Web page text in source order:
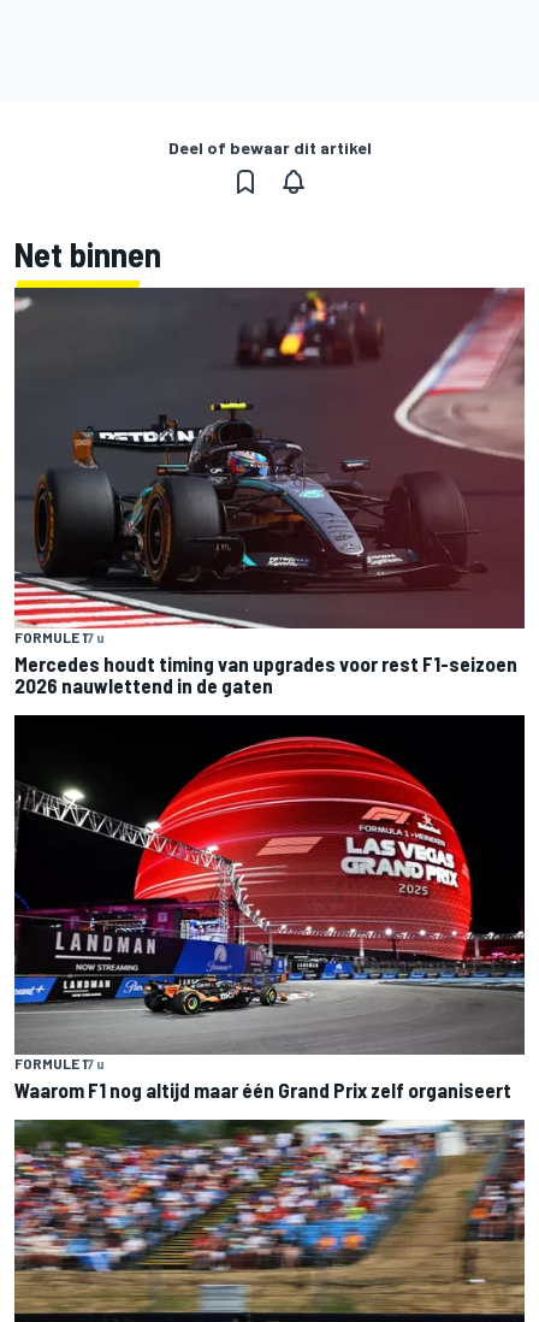
Deel of bewaar dit artikel
Net binnen
FORMULE 17 u
Mercedes houdt timing van upgrades voor rest F1-seizoen
2026 nauwlettend in de gaten
FORMULE 17 u
Waarom F1 nog altijd maar één Grand Prix zelf organiseert